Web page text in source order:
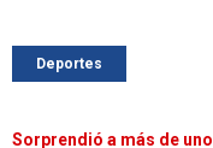
Deportes
Sorprendió a más de uno